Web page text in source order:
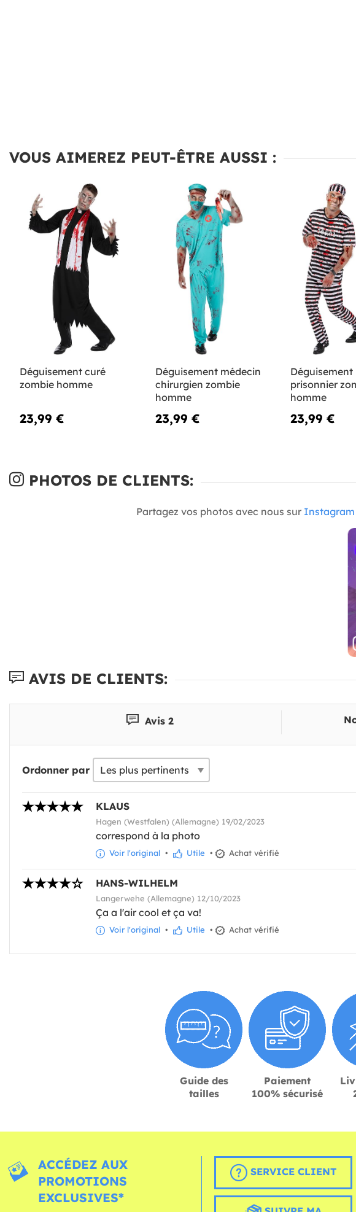
VOUS AIMEREZ PEUT-ÊTRE AUSSI :
Déguisement curé
zombie homme
23,99 €
Déguisement médecin
chirurgien zombie
homme
23,99 €
Déguisement
prisonnier
homme
23,99 €
PHOTOS DE CLIENTS:
Partagez vos photos avec nous sur Instagram
AVIS DE CLIENTS:
Avis 2
Ordonner par
KLAUS
Hagen (Westfalen) (Allemagne) 19/02/2023
correspond à la photo
Voir l'original • Utile • Achat vérifié
HANS-WILHELM
Langerwehe (Allemagne) 12/10/2023
Ça a l'air cool et ça va!
Voir l'original • Utile • Achat vérifié
Guide des
tailles
Paiement
100% sécurisé
ACCÉDEZ AUX
PROMOTIONS
EXCLUSIVES*
SERVICE CLIENT